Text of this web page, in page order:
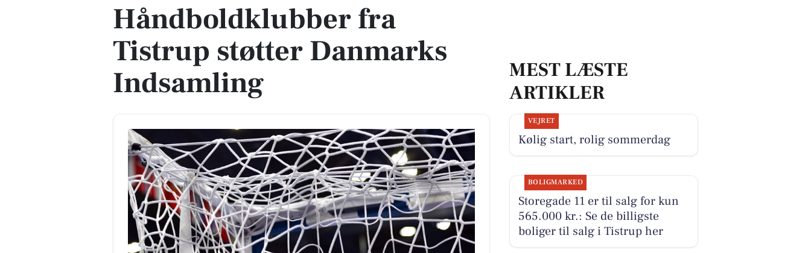
Håndboldklubber fra
Tistrup støtter Danmarks
Indsamling
MEST LÆSTE
ARTIKLER
VEJRET
Kølig start, rolig sommerdag
BOLIGMARKED
Storegade 11 er til salg for kun
565.000 kr.: Se de billigste
boliger til salg i Tistrup her